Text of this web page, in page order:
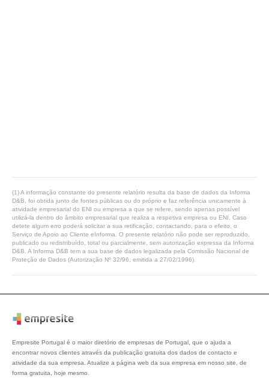
(1) A informação constante do presente relatório resulta da base de dados da Informa
D&B, foi obtida junto de fontes públicas ou do próprio e faz referência unicamente à
atividade empresarial do ENI ou empresa a que se refere, sendo apenas possível
utilizá-la dentro do âmbito empresarial que realiza a respetiva empresa ou ENI. Caso
detete algum erro poderá solicitar a sua retificação, contactando, para o efeito, o
Serviço de Apoio ao Cliente eInforma. O presente relatório não pode ser reproduzido,
publicado ou redistribuído, total ou parcialmente, sem autorização expressa da Informa
D&B. A Informa D&B tem a sua base de dados legalizada pela Comissão Nacional de
Proteção de Dados (Autorização Nº 32/96, emitida a 27/02/1996).
Empresite Portugal é o maior diretório de empresas de Portugal, que o ajuda a
encontrar novos clientes através da publicação gratuita dos dados de contacto e
atividade da sua empresa. Atualize a página web da sua empresa em nosso site, de
forma gratuita, hoje mesmo.